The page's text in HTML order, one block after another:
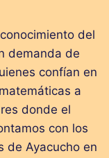
del
demanda de
confían en
a
donde el
con los
de Ayacucho en